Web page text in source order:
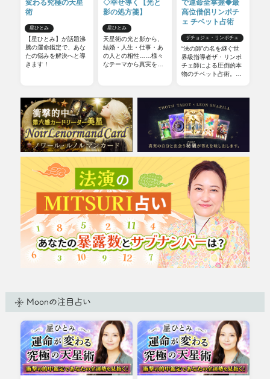
変わる究極の天星
術
星ひとみ
【星ひとみ】が話題沸
騰の運命鑑定で、あな
たの悩みを解決へと導
きます！
◇幸せ導く【光と
影の処方箋】
星ひとみ
天星術の光と影から、
結婚・人生・仕事・あ
の人との相性……様々
なテーマから真実を導
幸せな未来を手に入れ
ましょう。
で運命全掌握◆最
高位僧侶リンポチ
ェ チベット占術
ザチョジェ・リンポチェ
“法の師”の名を継ぐ世
界級指導者ザ・リンポ
チェ師による圧倒的本
物のチベット占術。他
お伝えしましょう。
Moonの注目占い